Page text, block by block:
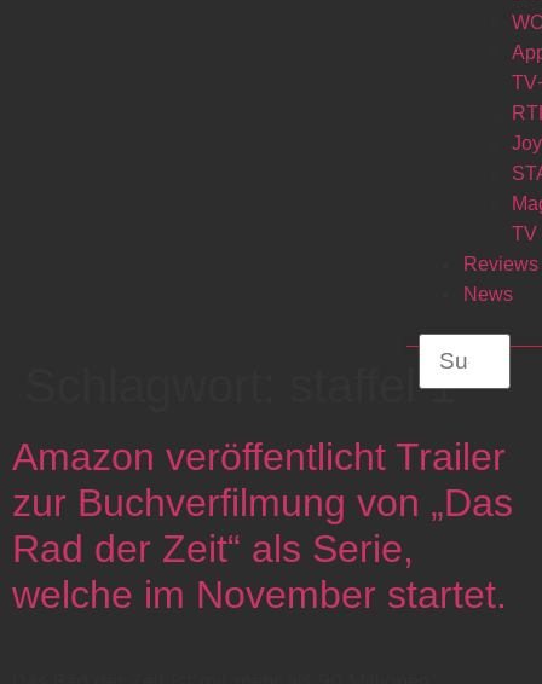
TV
Reviews
News
staffel 1
Amazon veröffentlicht Trailer
zur Buchverfilmung von „Das
Rad der Zeit“ als Serie,
welche im November startet.